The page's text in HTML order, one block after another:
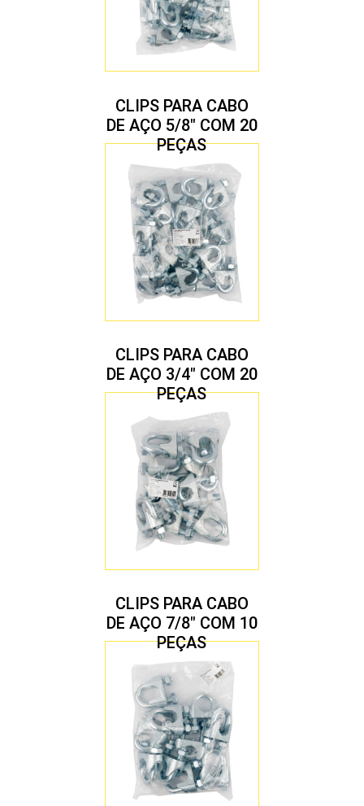
CLIPS PARA CABO
DE AÇO 5/8″ COM 20
PEÇAS
CLIPS PARA CABO
DE AÇO 3/4″ COM 20
PEÇAS
CLIPS PARA CABO
DE AÇO 7/8″ COM 10
PEÇAS